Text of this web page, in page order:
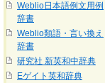
Weblio日本語例文用例
辞書
Weblio類語・言い換え
辞書
研究社 新英和中辞典
Eゲイト英和辞典